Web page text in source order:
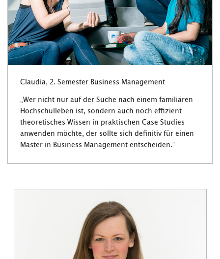
Claudia, 2. Semester Business Management
„Wer nicht nur auf der Suche nach einem familiären
Hochschulleben ist, sondern auch noch effizient
theoretisches Wissen in praktischen Case Studies
anwenden möchte, der sollte sich definitiv für einen
Master in Business Management entscheiden.“